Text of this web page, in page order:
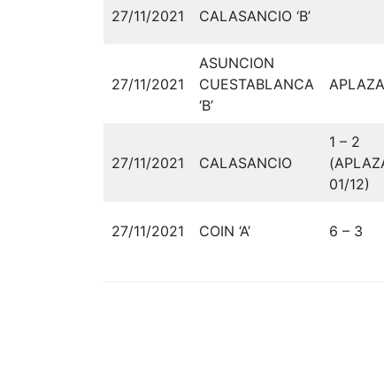
27/11/2021 CALASANCIO ‘B’
27/11/2021
ASUNCION
CUESTABLANCA
‘B’
27/11/2021 CALASANCIO
1 – 2
01/12)
27/11/2021 COIN ‘A’ 6 – 3